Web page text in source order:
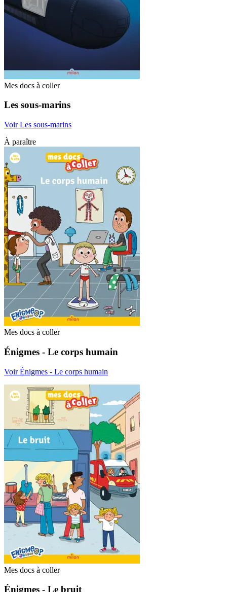
Mes docs à coller
Les sous-marins
Voir Les sous-marins
À paraître
Mes docs à coller
Énigmes - Le corps humain
Voir Énigmes - Le corps humain
Mes docs à coller
Énigmes - Le bruit